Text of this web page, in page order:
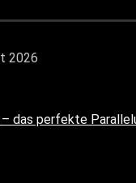
2026
das perfekte